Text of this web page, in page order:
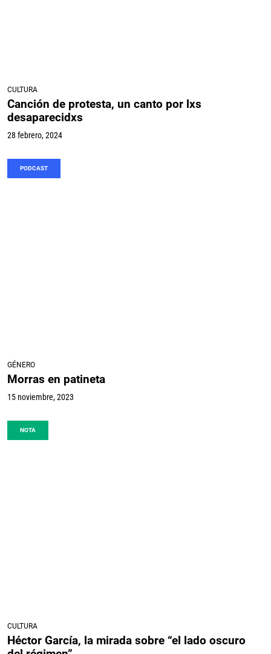
CULTURA
Canción de protesta, un canto por lxs
desaparecidxs
28 febrero, 2024
PODCAST
GÉNERO
Morras en patineta
15 noviembre, 2023
NOTA
CULTURA
Héctor García, la mirada sobre “el lado oscuro